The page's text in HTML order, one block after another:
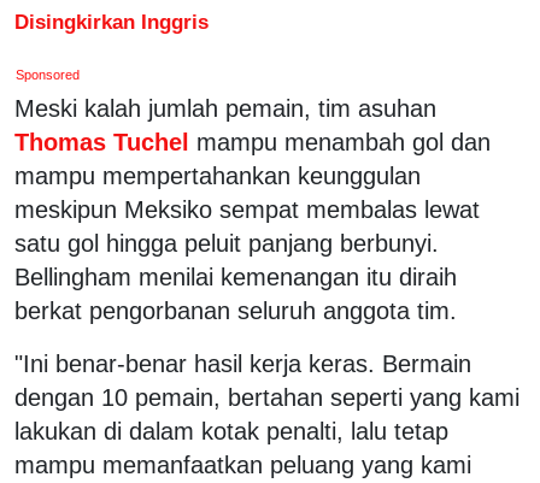
Disingkirkan Inggris
Sponsored
Meski kalah jumlah pemain, tim asuhan
Thomas Tuchel mampu menambah gol dan
mampu mempertahankan keunggulan
meskipun Meksiko sempat membalas lewat
satu gol hingga peluit panjang berbunyi.
Bellingham menilai kemenangan itu diraih
berkat pengorbanan seluruh anggota tim.
"Ini benar-benar hasil kerja keras. Bermain
dengan 10 pemain, bertahan seperti yang kami
lakukan di dalam kotak penalti, lalu tetap
mampu memanfaatkan peluang yang kami